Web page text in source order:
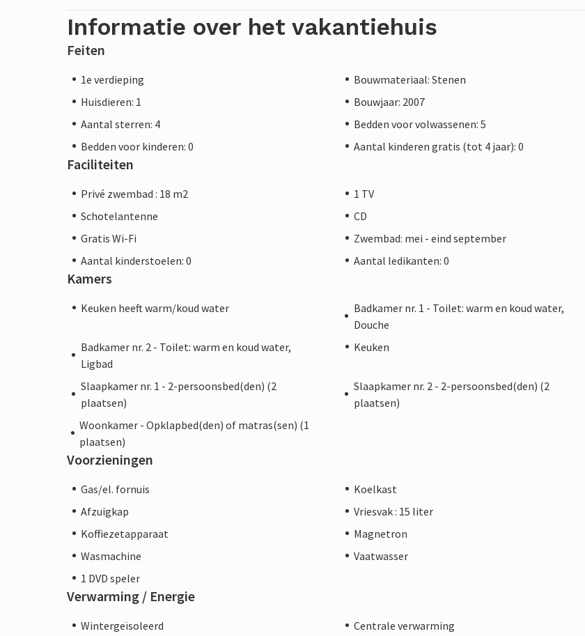
Informatie over het vakantiehuis
Feiten
1e verdieping
Bouwmateriaal: Stenen
Huisdieren: 1
Bouwjaar: 2007
Aantal sterren: 4
Bedden voor volwassenen: 5
Bedden voor kinderen: 0
Aantal kinderen gratis (tot 4 jaar): 0
Faciliteiten
Privé zwembad : 18 m2
1 TV
Schotelantenne
CD
Gratis Wi-Fi
Zwembad: mei - eind september
Aantal kinderstoelen: 0
Aantal ledikanten: 0
Kamers
Keuken heeft warm/koud water
Badkamer nr. 1 - Toilet: warm en koud water,
Douche
Badkamer nr. 2 - Toilet: warm en koud water,
Ligbad
Keuken
Slaapkamer nr. 1 - 2-persoonsbed(den) (2
plaatsen)
Slaapkamer nr. 2 - 2-persoonsbed(den) (2
plaatsen)
Woonkamer - Opklapbed(den) of matras(sen) (1
plaatsen)
Voorzieningen
Gas/el. fornuis
Koelkast
Afzuigkap
Vriesvak : 15 liter
Koffiezetapparaat
Magnetron
Wasmachine
Vaatwasser
1 DVD speler
Verwarming / Energie
Wintergeïsoleerd
Centrale verwarming